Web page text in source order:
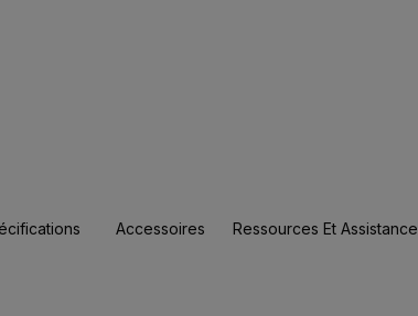
Accessoires Ressources Et Assistance